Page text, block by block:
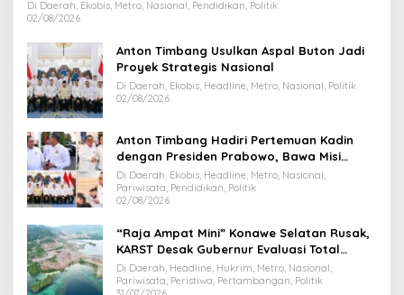
Di Daerah, Ekobis, Metro, Nasional, Pendidikan, Politik
02/08/2026
Anton Timbang Usulkan Aspal Buton Jadi
Proyek Strategis Nasional
Di Daerah, Ekobis, Headline, Metro, Nasional, Politik
02/08/2026
Anton Timbang Hadiri Pertemuan Kadin
dengan Presiden Prabowo, Bawa Misi
Majukan Ekonomi Sultra
Di Daerah, Ekobis, Headline, Metro, Nasional,
Pariwisata, Pendidikan, Politik
02/08/2026
“Raja Ampat Mini” Konawe Selatan Rusak,
KARST Desak Gubernur Evaluasi Total
Dispar Sultra
Di Daerah, Headline, Hukrim, Metro, Nasional,
Pariwisata, Peristiwa, Pertambangan, Politik